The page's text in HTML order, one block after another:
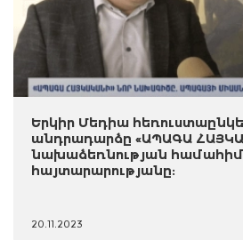
Երկիր Մեդիա
անդրադարձը «ԱՊԱԳԱ
նախաձեռնության
հայտարարությանը:
20.11.2023